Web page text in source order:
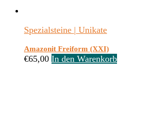
Spezialsteine | Unikate
Amazonit Freiform (XXI)
€65,00 In den Warenkorb